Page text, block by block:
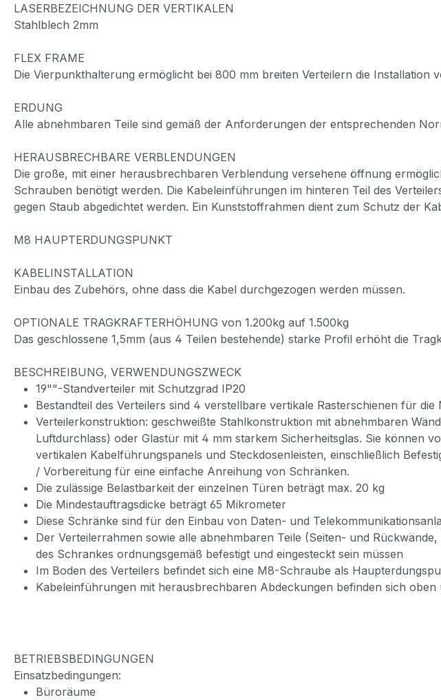
LASERBEZEICHNUNG DER VERTIKALEN
Stahlblech 2mm
FLEX FRAME
Die Vierpunkthalterung ermöglicht bei 800 mm breiten Verteilern die
ERDUNG
Alle abnehmbaren Teile sind gemäß der Anforderungen der entsprechenden
HERAUSBRECHBARE VERBLENDUNGEN
Die große, mit einer herausbrechbaren Verblendung versehene öffnung
Schrauben benötigt werden. Die Kabeleinführungen im hinteren Teil des
gegen Staub abgedichtet werden. Ein Kunststoffrahmen dient zum Schutz der
M8 HAUPTERDUNGSPUNKT
KABELINSTALLATION
Einbau des Zubehörs, ohne dass die Kabel durchgezogen werden müssen.
OPTIONALE TRAGKRAFTERHÖHUNG von 1.200kg auf 1.500kg
Das geschlossene 1,5mm (aus 4 Teilen bestehende) starke Profil erhöht die
BESCHREIBUNG, VERWENDUNGSZWECK
19""-Standverteiler mit Schutzgrad IP20
Bestandteil des Verteilers sind 4 verstellbare vertikale Rasterschienen für
Verteilerkonstruktion: geschweißte Stahlkonstruktion mit abnehmbaren
Luftdurchlass) oder Glastür mit 4 mm starkem Sicherheitsglas. Sie können
vertikalen Kabelführungspanels und Steckdosenleisten, einschließlich
/ Vorbereitung für eine einfache Anreihung von Schränken.
Die zulässige Belastbarkeit der einzelnen Türen beträgt max. 20 kg
Die Mindestauftragsdicke beträgt 65 Mikrometer
Diese Schränke sind für den Einbau von Daten- und
Der Verteilerrahmen sowie alle abnehmbaren Teile (Seiten- und
des Schrankes ordnungsgemäß befestigt und eingesteckt sein müssen
Im Boden des Verteilers befindet sich eine M8-Schraube als
Kabeleinführungen mit herausbrechbaren Abdeckungen befinden sich oben
BETRIEBSBEDINGUNGEN
Einsatzbedingungen:
Büroräume